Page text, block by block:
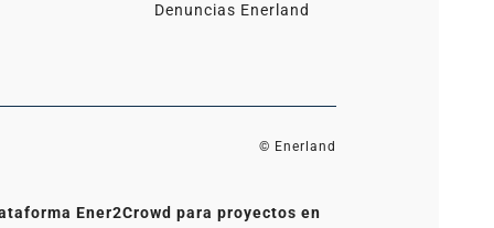
Denuncias Enerland
© Enerland
Ener2Crowd para proyectos en